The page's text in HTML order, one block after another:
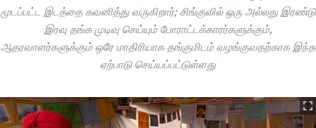
மூடப்பட்ட இடத்தை கவனித்து வருகிறார்; சிங்குவில் ஒரு அல்லது இரண்டு
இரவு தங்க முடிவு செய்யும் போராட்டக்காரர்களுக்கும்,
ஆதரவாளர்களுக்கும் ஒரே மாதிரியாக தங்குமிடம் வழங்குவதற்காக இந்த
ஏற்பாடு செய்யப்பட்டுள்ளது